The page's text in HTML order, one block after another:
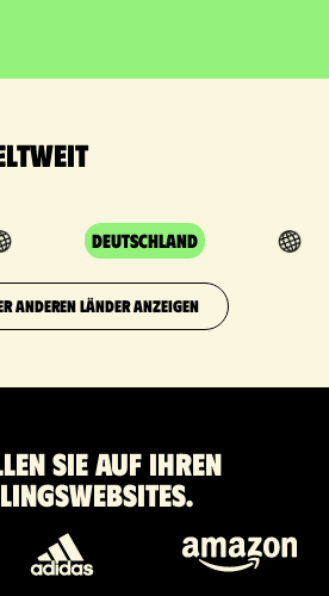
Deutschland
ANDEREN LÄNDER ANZEIGEN
Sie auf Ihren